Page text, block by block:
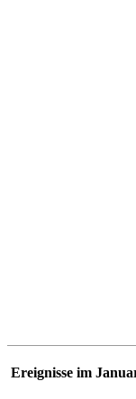
Ereignisse im